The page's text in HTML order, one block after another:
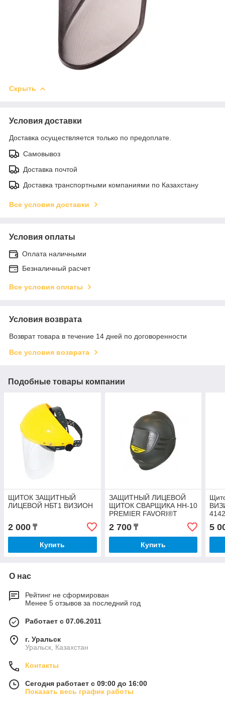
Скрыть
Условия доставки
Доставка осуществляется только по предоплате.
Самовывоз
Доставка почтой
Доставка транспортными компаниями по Казахстану
Все условия доставки
Условия оплаты
Оплата наличными
Безналичный расчет
Все условия оплаты
Условия возврата
Возврат товара в течение 14 дней по договоренности
Все условия возврата
Подобные товары компании
ЩИТОК ЗАЩИТНЫЙ
ЛИЦЕВОЙ НБТ1 ВИЗИОН
2 000 ₸
Купить
ЗАЩИТНЫЙ ЛИЦЕВОЙ
ЩИТОК СВАРЩИКА НН-10
PREMIER FAVORI®T
2 700₸
Купить
5
О нас
Рейтинг не сформирован
Менее 5 отзывов за последний год
Работает с 07.06.2011
г. Уральск
Уральск, Казахстан
Контакты
Сегодня работает с 09:00 до 16:00
Показать весь график работы